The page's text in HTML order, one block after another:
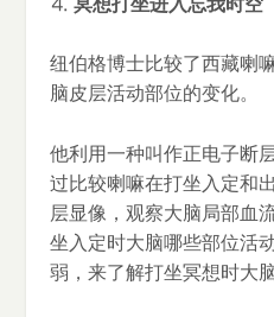
纽伯格博士比较了西藏喇
脑皮层活动部位的变化。
他利用一种叫作正电子断
过比较喇嘛在打坐入定和
层显像，观察大脑局部血
坐入定时大脑哪些部位活
弱，来了解打坐冥想时大